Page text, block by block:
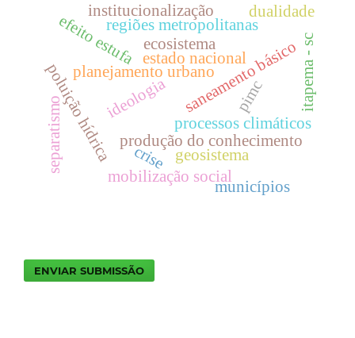
planejamento urbano
ideologia
processos climáticos
poluição hídrica saneamento básico
produção do conhecimento
separatismo crise
estado nacional itapema - sc
ecosistema
efeito estufa
pimc
geosistema
mobilização social
municípios
regiões metropolitanas
institucionalização dualidade
ENVIAR SUBMISSÃO